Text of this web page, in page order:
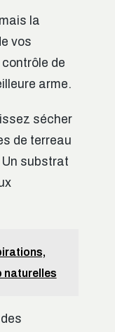
la
vos
de
arme.
sécher
de terreau
Un substrat
naturelles